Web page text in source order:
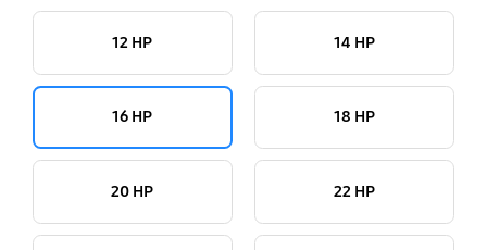
12 HP 14 HP
16 HP 18 HP
20 HP 22 HP